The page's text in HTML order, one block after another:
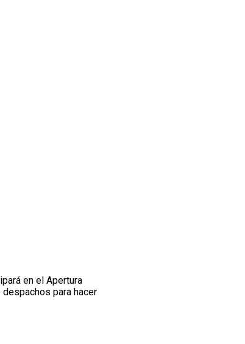
en el Apertura
despachos para hacer